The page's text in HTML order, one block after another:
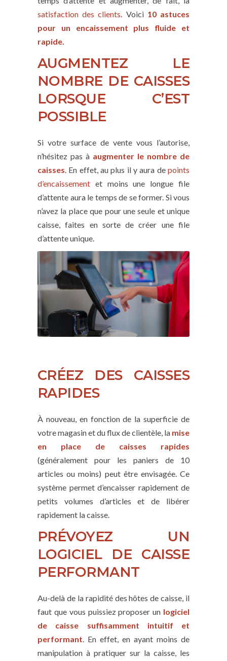
satisfaction des clients. Voici10 astuces
pour un encaissement plus fluide et
rapide.
AUGMENTEZ LE
NOMBRE DE CAISSES
LORSQUE C’EST
POSSIBLE
Si votre surface de vente vous l’autorise,
n’hésitez pas à augmenter le nombre de
caisses. En effet, au plus il y aura de points
d’encaissement et moins une longue file
d’attente aura le temps de se former. Si vous
n’avez la place que pour une seule et unique
caisse, faites en sorte de créer une file
d’attente unique.
CRÉEZ DES CAISSES
RAPIDES
À nouveau, en fonction de la superficie de
votre magasin et du flux de clientèle, la mise
en place de caisses rapides
(généralement pour les paniers de 10
articles ou moins) peut être envisagée. Ce
système permet d’encaisser rapidement de
petits volumes d’articles et de libérer
rapidement la caisse.
PRÉVOYEZ UN
LOGICIEL DE CAISSE
PERFORMANT
Au-delà de la rapidité des hôtes de caisse, il
faut que vous puissiez proposer un logiciel
de caisse suffisamment intuitif et
performant. En effet, en ayant moins de
manipulation à pratiquer sur la caisse, les